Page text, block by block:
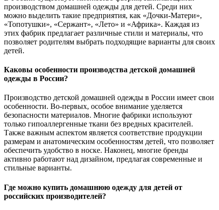
производством домашней одежды для детей. Среди них
можно выделить такие предприятия, как «Дочки-Матери»,
«Топотушки», «Сержант», «Лето» и «Африка». Каждая из
этих фабрик предлагает различные стили и материалы, что
позволяет родителям выбрать подходящие варианты для своих
детей.
Каковы особенности производства детской домашней
одежды в России?
Производство детской домашней одежды в России имеет свои
особенности. Во-первых, особое внимание уделяется
безопасности материалов. Многие фабрики используют
только гипоаллергенные ткани без вредных красителей.
Также важным аспектом является соответствие продукции
размерам и анатомическим особенностям детей, что позволяет
обеспечить удобство в носке. Наконец, многие бренды
активно работают над дизайном, предлагая современные и
стильные варианты.
Где можно купить домашнюю одежду для детей от
российских производителей?